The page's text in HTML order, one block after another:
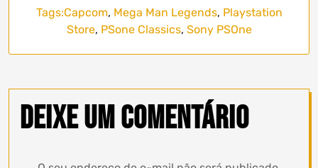
Tags:Capcom, Mega Man Legends, Playstation
Store, PSone Classics, Sony PSOne
Deixe um comentário